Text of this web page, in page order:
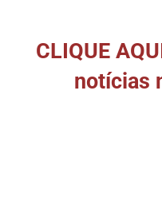
CLIQUE
notícias